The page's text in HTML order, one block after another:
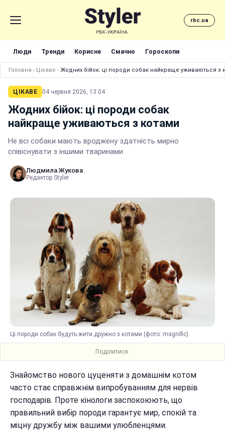
rbc.ua
Люди Тренди Корисне Смачно Гороскопи
Головна › Цікаве › Жодних бійок: ці породи собак найкраще уживаються з
ЦІКАВЕ 04 червня 2026, 13:04
Жодних бійок: ці породи собак
найкраще уживаються з котами
Не всі собаки мають вроджену здатність мирно
співіснувати з іншими тваринами
Людмила Жукова
Редактор Styler
Ці породи собак будуть жити дружно з котами (фото: magnific)
Поділитися:
Знайомство нового цуценяти з домашнім котом
часто стає справжнім випробуванням для нервів
господарів. Проте кінологи заспокоюють, що
правильний вибір породи гарантує мир, спокій та
міцну дружбу між вашими улюбленцями.